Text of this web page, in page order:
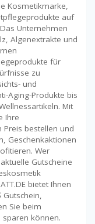
Kosmetikmarke,
auf
Unternehmen
Algenextrakte und
für
zu
und
Aging-Produkte bis
Mit
Ihre
bestellen und
Geschenkaktionen
Wer
Gutscheine
bietet Ihnen
Gutschein,
Sie beim
können.